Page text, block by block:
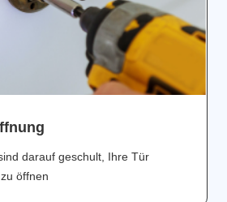
darauf geschult, Ihre Tür
öffnen